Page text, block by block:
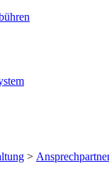
>